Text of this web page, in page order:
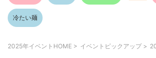
冷たい麺
2025年イベントHOME > イベントピックアップ >